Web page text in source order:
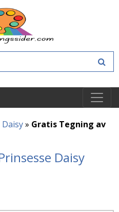
» Gratis Tegning av
Daisy